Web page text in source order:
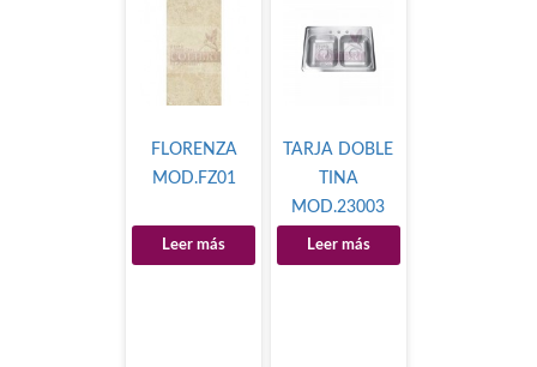
FLORENZA
MOD.FZ01
Leer más
TARJA DOBLE
TINA
MOD.23003
Leer más